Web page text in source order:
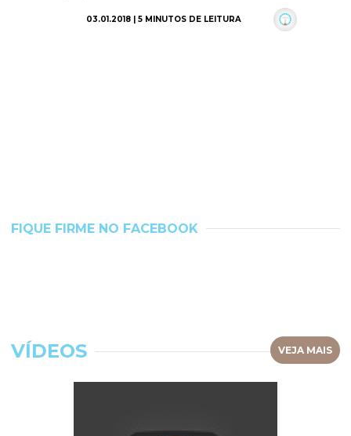
03.01.2018 | 5 MINUTOS DE LEITURA
FIQUE FIRME NO FACEBOOK
VÍDEOS VEJA MAIS